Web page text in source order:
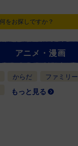
アニメ・漫画
からだ ファミリー
もっと見る